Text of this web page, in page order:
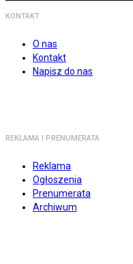
KONTAKT
O nas
Kontakt
Napisz do nas
REKLAMA I PRENUMERATA
Reklama
Ogłoszenia
Prenumerata
Archiwum